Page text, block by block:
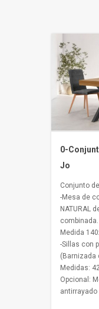
0-
Jo
Conjunto
-Mesa de
NATURAL
combinada.
Medida
-Sillas con
(Barnizada
Medidas:
Opcional:
antirrayado